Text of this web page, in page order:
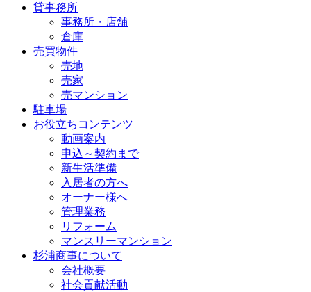
貸事務所
事務所・店舗
倉庫
売買物件
売地
売家
売マンション
駐車場
お役立ちコンテンツ
動画案内
申込～契約まで
新生活準備
入居者の方へ
オーナー様へ
管理業務
リフォーム
マンスリーマンション
杉浦商事について
会社概要
社会貢献活動